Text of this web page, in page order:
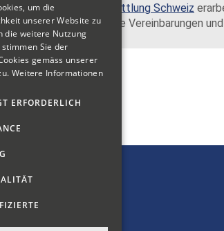
Orientierung.
Kulturvermittlung Schweiz
für Honorare, vertragliche Vereinbarungen
42
Aarau
ITALIAN
um die
unserer Website zu
die weitere Nutzung
Sie der
gemäss unserer
Weitere Informationen
ERFORDERLICH